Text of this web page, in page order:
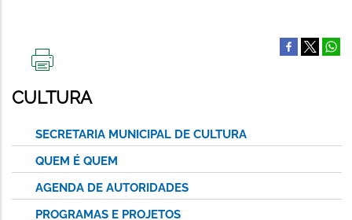
ESTA
PÁGINA
CULTURA
SECRETARIA MUNICIPAL DE CULTURA
QUEM É QUEM
AGENDA DE AUTORIDADES
PROGRAMAS E PROJETOS